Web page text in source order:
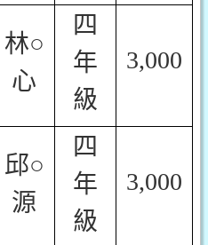
林○
心
四
年
級
3,000
邱○
源
四
年
級
3,000